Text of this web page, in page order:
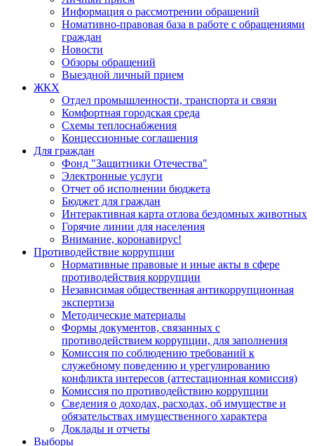
Информация о рассмотрении обращений
Номативно-правовая база в работе с обращениями
граждан
Новости
Обзоры обращений
Выездной личный прием
ЖКХ
Отдел промышленности, транспорта и связи
Комфортная городская среда
Схемы теплоснабжения
Концессионные соглашения
Для граждан
Фонд "Защитники Отечества"
Электронные услуги
Отчет об исполнении бюджета
Бюджет для граждан
Интерактивная карта отлова бездомных животных
Горячие линии для населения
Внимание, коронавирус!
Противодействие коррупции
Нормативные правовые и иные акты в сфере
противодействия коррупции
Независимая общественная антикоррупционная
экспертиза
Методические материалы
Формы документов, связанных с
противодействием коррупции, для заполнения
Комиссия по соблюдению требований к
служебному поведению и урегулированию
конфликта интересов (аттестационная комиссия)
Комиссия по противодействию коррупции
Сведения о доходах, расходах, об имуществе и
обязательствах имущественного характера
Доклады и отчеты
Выборы